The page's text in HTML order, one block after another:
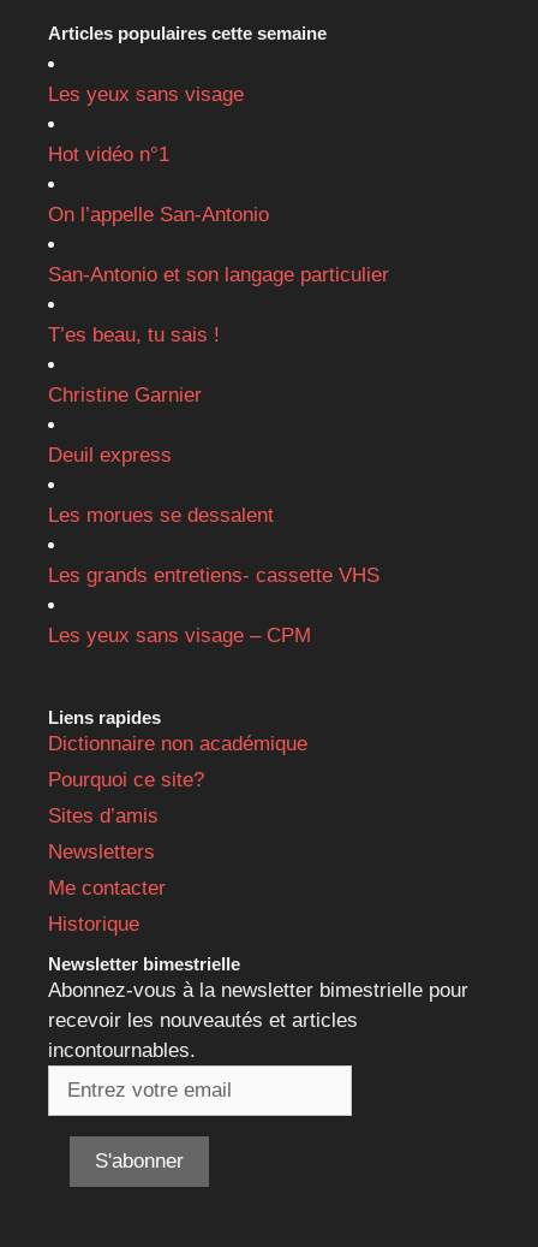
Articles populaires cette semaine
Les yeux sans visage
Hot vidéo n°1
On l’appelle San-Antonio
San-Antonio et son langage particulier
T’es beau, tu sais !
Christine Garnier
Deuil express
Les morues se dessalent
Les grands entretiens- cassette VHS
Les yeux sans visage – CPM
Liens rapides
Dictionnaire non académique
Pourquoi ce site?
Sites d’amis
Newsletters
Me contacter
Historique
Newsletter bimestrielle
Abonnez-vous à la newsletter bimestrielle pour
recevoir les nouveautés et articles
incontournables.